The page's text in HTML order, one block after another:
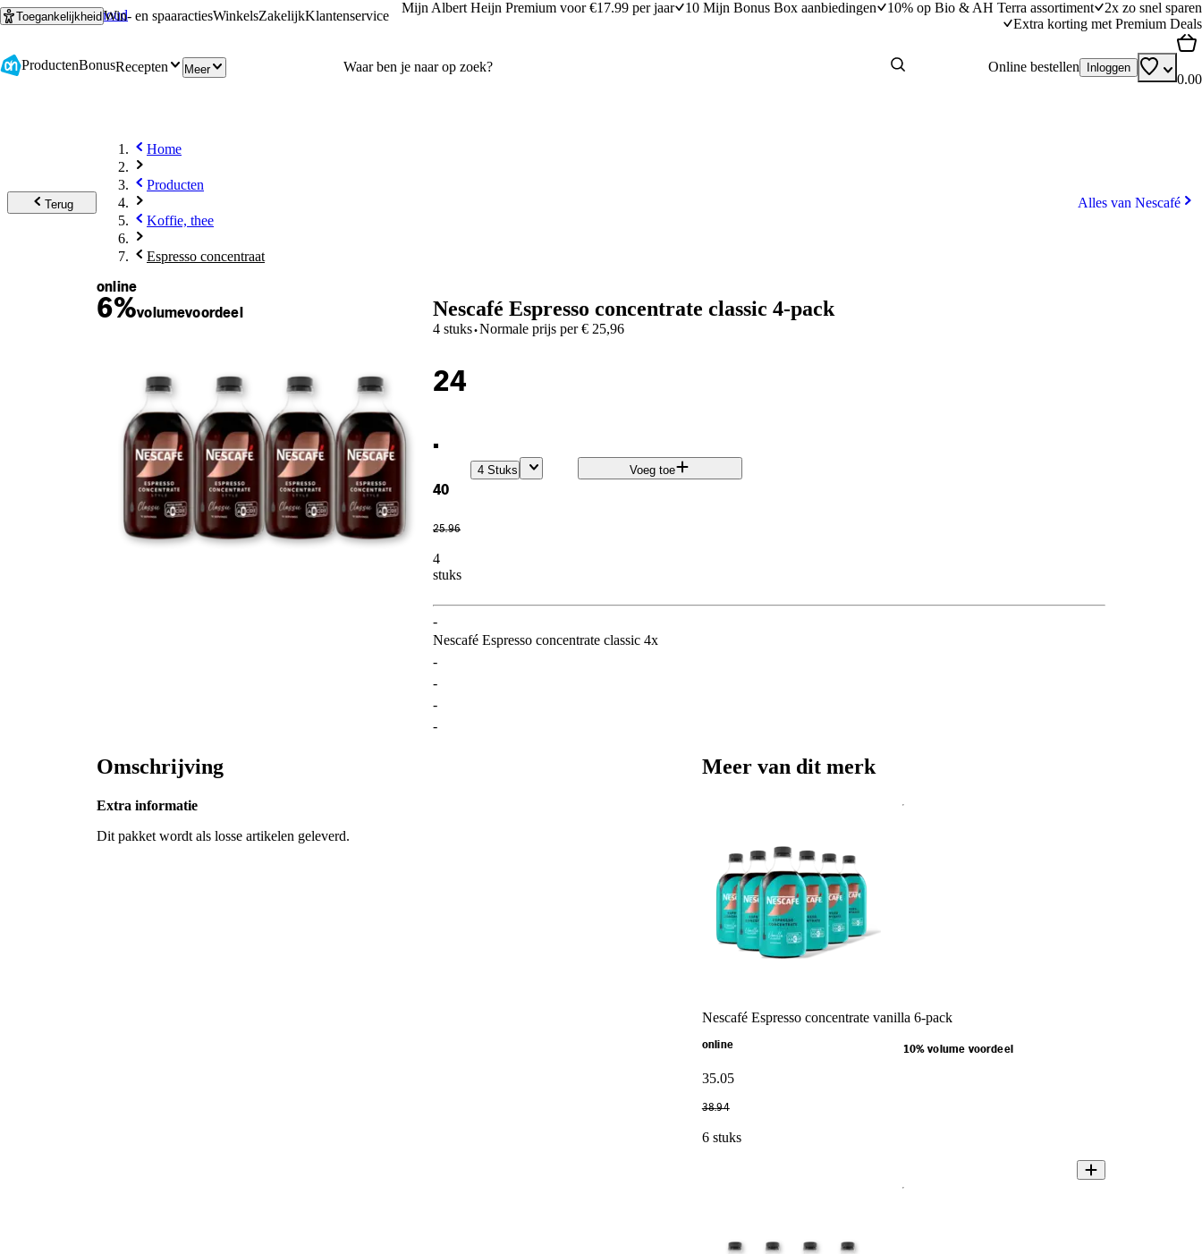
Ga naar hoofdinhoud
Ga naar zoeken
ToegankelijkheidWin- en spaaractiesWinkelsZakelijkKlantenservice
Mijn Albert Heijn Premium voor €17.99 per jaar 10 Mijn Bonus Box aanbiedingen 10% op Bio & AH Terra assortiment
2x zo snel sparen
Extra korting met Premium Deals
ProductenBonusRecepten Meer Online bestellen Inloggen
0.00
Terug
Home
Producten
Koffie, thee
Espresso concentraat
Alles van Nescafé
online
6%volumevoordeel Nescafé Espresso concentrate classic 4-pack
4 stuks·Normale prijs per € 25,96
24
.
40
25.96
4
stuks
4 Stuks Voeg toe
-
Nescafé Espresso concentrate classic 4x
-
-
-
-
Omschrijving
Extra informatie
Dit pakket wordt als losse artikelen geleverd.
Meer van dit merk
Nescafé Espresso concentrate vanilla 6-pack
online 10% volume voordeel
35.05
38.94
6 stuks